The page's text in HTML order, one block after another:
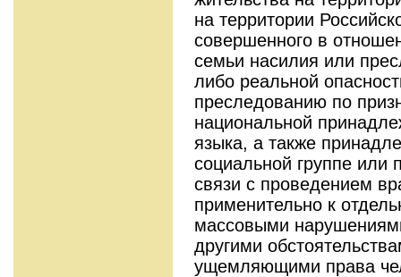
на территории
совершенного в
семьи насилия или
либо реальной
преследованию по
национальной
языка, а также
социальной группе или
связи с проведением
применительно к
массовыми
другими
ущемляющими права